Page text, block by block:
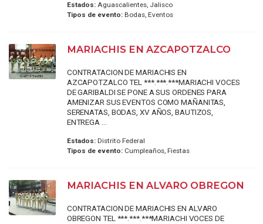
Estados:Aguascalientes, Jalisco
Tipos de evento:Bodas, Eventos
MARIACHIS EN AZCAPOTZALCO
CONTRATACION DE MARIACHIS EN
AZCAPOTZALCO TEL ***.***.***MARIACHI VOCES
DE GARIBALDI SE PONE A SUS ORDENES PARA
AMENIZAR SUS EVENTOS COMO MAÑANITAS,
SERENATAS, BODAS, XV AÑOS, BAUTIZOS,
ENTREGA ...
Estados:Distrito Federal
Tipos de evento:Cumpleaños, Fiestas
MARIACHIS EN ALVARO OBREGON
CONTRATACION DE MARIACHIS EN ALVARO
OBREGON TEL ***.***.***MARIACHI VOCES DE